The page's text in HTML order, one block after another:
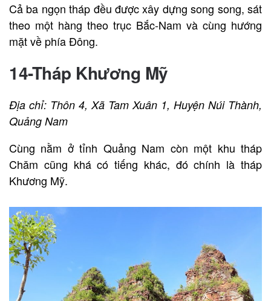
Cả ba ngọn tháp đều được xây dựng song song, sát
theo một hàng theo trục Bắc-Nam và cùng hướng
mặt về phía Đông.
14-Tháp Khương Mỹ
Địa chỉ: Thôn 4, Xã Tam Xuân 1, Huyện Núi Thành,
Quảng Nam
Cùng nằm ở tỉnh Quảng Nam còn một khu tháp
Chăm cũng khá có tiếng khác, đó chính là tháp
Khương Mỹ.